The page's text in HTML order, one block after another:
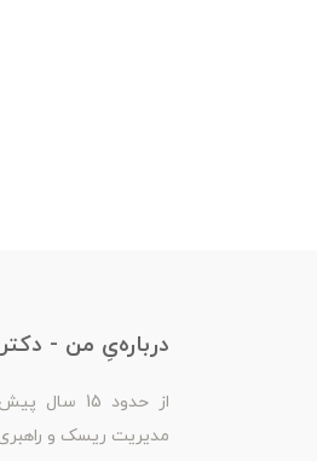
درباره‌یِ من -
از حدود 15
مدیریت ریسک و